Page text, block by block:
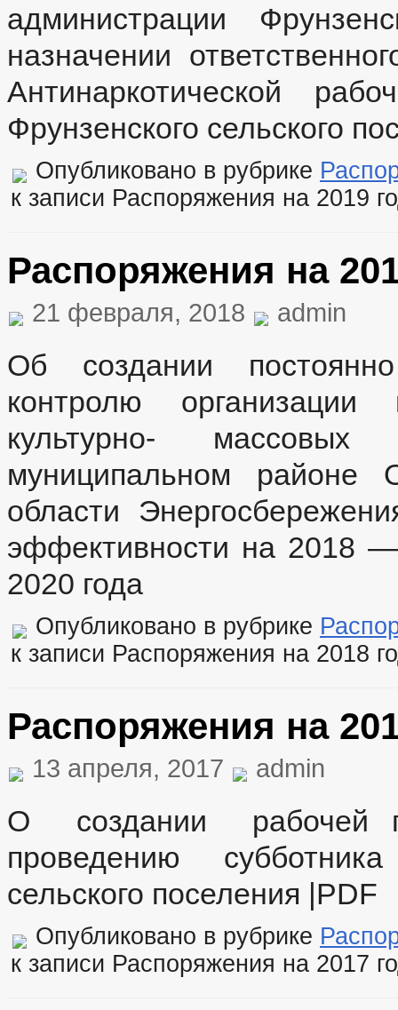
администрации
назначении
Антинаркотической
Фрунзенского сельского
Опубликовано в рубрике
к записи Распоряжения на 2019
Распоряжения на
21 февраля, 2018 admin
Об создании
контролю
культурно-
муниципальном районе
области
эффективности на 2018
2020 года
Опубликовано в рубрике
к записи Распоряжения на 2018
Распоряжения на
13 апреля, 2017 admin
О создании рабочей
проведению
сельского поселения |PDF
Опубликовано в рубрике
к записи Распоряжения на 2017